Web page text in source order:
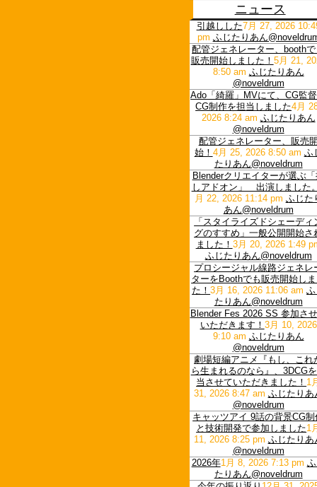
ニュース
引越しした7月 27, 2026
pm ふじたりあん
配管ジェネレーター、boothで
販売開始しました！ 5月 21,
8:50 am ふじたりあん
@noveldrum
Ado「綺羅」MVにて、CG監督
CG制作を担当しました4月
2026 8:24 am ふじたりあん
@noveldrum
配管ジェネレーター、販売開
始！ 4月 25, 2026 8:50 am ふ
たりあん@noveldrum
Blenderクリエイターが選ぶ
しアドオン」 出演しました。
月 22, 2026 11:14 pm ふじた
あん@noveldrum
「スタイライズドシェーディ
グのすすめ」一般公開開始さ
ました！ 3月 20, 2026 1:49
ふじたりあん@noveldrum
プロシージャル線路ジェネレ
ターをBoothでも販売開始しま
た！3月 16, 2026 11:06 am ふ
たりあん@noveldrum
Blender Fes 2026 SS 参加さ
いただきます！ 3月 10, 2026
9:10 am ふじたりあん
@noveldrum
劇場短編アニメ『もし、これ
ら生まれるのなら』、3DCG
当させていただきました！ 1
31, 2026 8:47 am ふじたりあ
@noveldrum
キャッツアイ 9話の背景CG制
と技術開発で参加しました1
11, 2026 8:25 pm ふじたりあ
@noveldrum
2026年1月 8, 2026 7:13 pm
たりあん@noveldrum